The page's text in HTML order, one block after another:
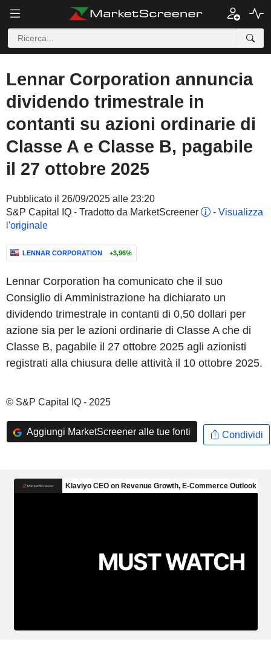
Lennar Corporation annuncia
dividendo trimestrale in
contanti su azioni ordinarie di
Classe A e Classe B, pagabile
il 27 ottobre 2025
Pubblicato il 26/09/2025 alle 23:20
S&P Capital IQ - Tradotto da MarketScreener
- Visualizza
l'originale
LENNAR CORPORATION +3,96%
Lennar Corporation ha comunicato che il suo
Consiglio di Amministrazione ha dichiarato un
dividendo trimestrale in contanti di 0,50 dollari per
azione sia per le azioni ordinarie di Classe A che di
Classe B, pagabile il 27 ottobre 2025 agli azionisti
registrati alla chiusura delle attività il 10 ottobre 2025.
© S&P Capital IQ - 2025
Aggiungi MarketScreener alle tue fonti Condividi